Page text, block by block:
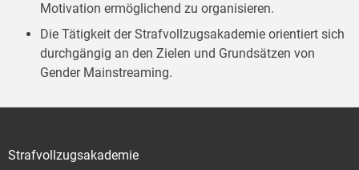
Motivation ermöglichend zu organisieren.
Die Tätigkeit der Strafvollzugsakademie orientiert sich
durchgängig an den Zielen und Grundsätzen von
Gender Mainstreaming.
Strafvollzugsakademie